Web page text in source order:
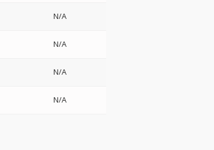
N/A
N/A
N/A
N/A